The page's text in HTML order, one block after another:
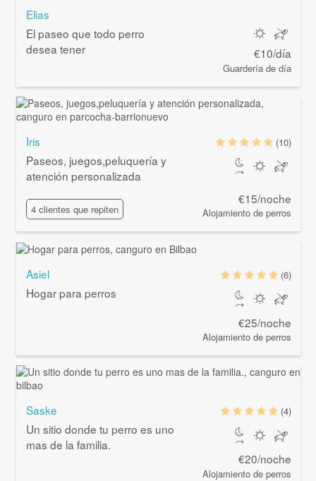
Elias
El paseo que todo perro
desea tener
€10/día
Guardería de día
Iris
Paseos, juegos,peluquería y
atención personalizada
4 clientes que repiten
(10)
€15/noche
Alojamiento de perros
Asiel
Hogar para perros
(6)
€25/noche
Alojamiento de perros
Saske
Un sitio donde tu perro es uno
mas de la familia.
(4)
€20/noche
Alojamiento de perros